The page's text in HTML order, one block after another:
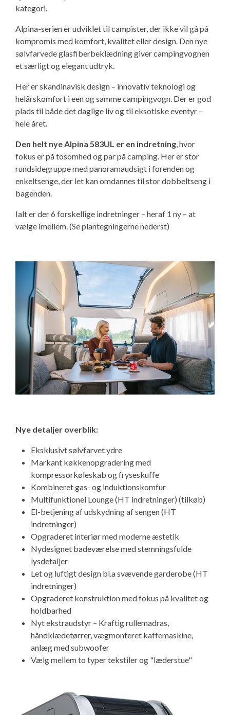
Adria Astella
Next
Hobby Prestige
Hobby Maxia
Ny campingvogn - godt at vide
Lille campingvogn
Finansiering af campingvogn
Forsikring af campingvogn
Vil du sælge din campingvogn?
Brugte telte og udstyr
Isabella fortelte
Isabella Fortelte
Isabella Lufttelte
Isabella weekend- og vinterfortelte
Isabella fortelte til specialvogne
Camping erhverv
Adria Coral
Adria Compact
Internet i campingvognen
Aircondition og klimaanlæg
Gas-komfort i din campingvogn
E-trailer kontrol- og sikkerhedsapp
Byvand - rindende vand i campingvognen
3 spændende ideer til campingvognen
GPS tracker til autocamper og campingvogn
Tuxer måleskemaer
Klagemuligheder
Handelsbetingelser - webshop
Cookie & Privatlivspolitik
Persondata
GPDR - KG Camping Kundeklub
kategori.
Alpina-serien er udviklet til campister, der ikke vil gå på
kompromis med komfort, kvalitet eller design. Den nye
sølvfarvede glasfiberbeklædning giver campingvognen
et særligt og elegant udtryk.
Her er skandinavisk design – innovativ teknologi og
helårskomfort i een og samme campingvogn. Der er god
plads til både det daglige liv og til eksotiske eventyr –
hele året.
Den helt nye Alpina 583UL er en indretning, hvor
fokus er på tosomhed og par på camping. Her er stor
rundsidegruppe med panoramaudsigt i forenden og
enkeltsenge, der let kan omdannes til stor dobbeltseng i
bagenden.
Ialt er der 6 forskellige indretninger – heraf 1 ny – at
vælge imellem. (Se plantegningerne nederst)
Nye detaljer overblik:
Eksklusivt sølvfarvet ydre
Markant køkkenopgradering med
kompressorkøleskab og fryseskuffe
Kombineret gas- og induktionskomfur
Multifunktionel Lounge (HT indretninger) (tilkøb)
El-betjening af udskydning af sengen (HT
indretninger)
Opgraderet interiør med moderne æstetik
Nydesignet badeværelse med stemningsfulde
lysdetaljer
Let og luftigt design bl.a svævende garderobe (HT
indretninger)
Opgraderet konstruktion med fokus på kvalitet og
holdbarhed
Nyt ekstraudstyr – Kraftig rullemadras,
håndklædetørrer, vægmonteret kaffemaskine,
anlæg med subwoofer
Vælg mellem to typer tekstiler og "læderstue"